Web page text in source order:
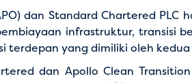
dan Standard Chartered
infrastruktur, transisi
terdepan yang dimiliki oleh
dan Apollo Clean